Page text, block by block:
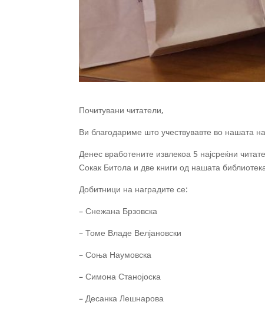
Почитувани читатели,
Ви благодариме што учествувавте во нашата
Денес вработените извлекоа 5 најсреќни
Сокак Битола и две книги од нашата
Добитници на наградите се:
– Снежана Брзовска
– Томе Владе Велјановски
– Соња Наумовска
– Симона Станојоска
– Десанка Лешнарова